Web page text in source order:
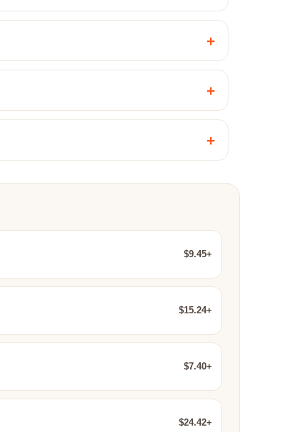
+
+
+
$9.45+
$15.24+
$7.40+
$24.42+